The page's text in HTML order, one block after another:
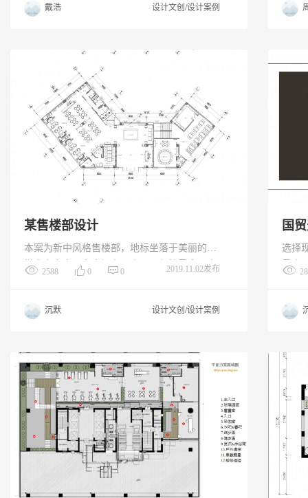
见mixc one，合肥一座具有2000多年历史的古
首展，为合肥市民带来全新的高端盛宴。
戴浩 设计文创/设计案例
某售楼部设计
本案为新中风格售楼部，地标坐落于美丽的安
徽省六安市，在空间布局上，以保持最大限度
空间布局。硬装设计及家具陈设结合中式常用
出售楼处销售场所的简洁明了，也体现出了房
产商的设计品味。
2588 0 0 2019.11.02发布
沉默 设计文创/设计案例
国
选择
最大
时尚